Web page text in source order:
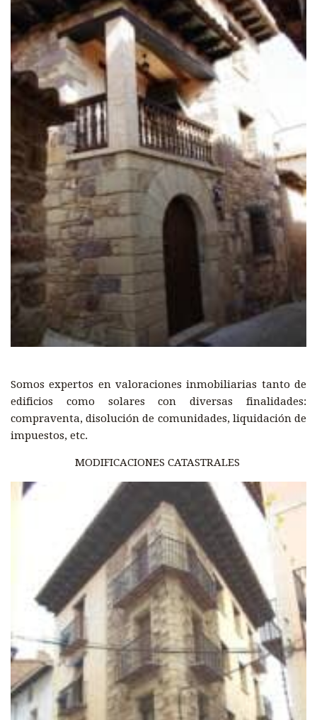
Somos expertos en valoraciones inmobiliarias tanto de
edificios como solares con diversas finalidades:
compraventa, disolución de comunidades, liquidación de
impuestos, etc.
MODIFICACIONES CATASTRALES